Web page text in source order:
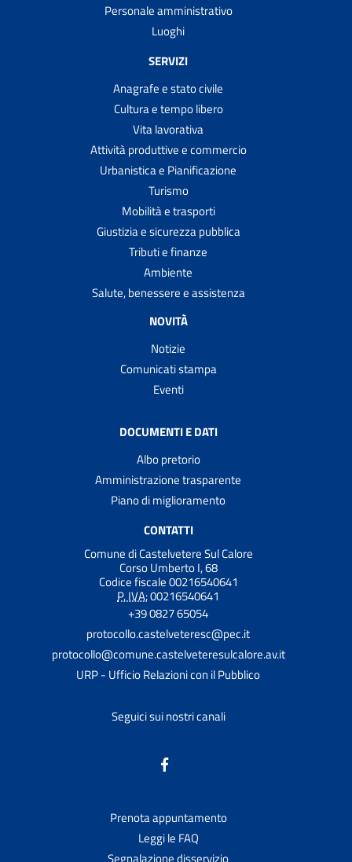
Personale amministrativo
Luoghi
SERVIZI
Anagrafe e stato civile
Cultura e tempo libero
Vita lavorativa
Attività produttive e commercio
Urbanistica e Pianificazione
Turismo
Mobilità e trasporti
Giustizia e sicurezza pubblica
Tributi e finanze
Ambiente
Salute, benessere e assistenza
NOVITÀ
Notizie
Comunicati stampa
Eventi
DOCUMENTI E DATI
Albo pretorio
Amministrazione trasparente
Piano di miglioramento
CONTATTI
Comune di Castelvetere Sul Calore
Corso Umberto I, 68
Codice fiscale 00216540641
P. IVA:00216540641
+39 0827 65054
protocollo.castelveteresc@pec.it
protocollo@comune.castelveteresulcalore.av.it
URP - Ufficio Relazioni con il Pubblico
Seguici sui nostri canali
Prenota appuntamento
Leggi le FAQ